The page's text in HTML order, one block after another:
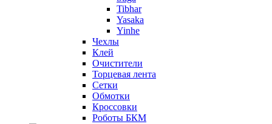
Tibhar
Yasaka
Yinhe
Чехлы
Клей
Очистители
Торцевая лента
Сетки
Обмотки
Кроссовки
Роботы БКМ